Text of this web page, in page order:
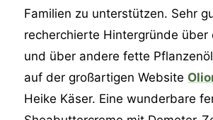
Familien zu unterstützen. Sehr
recherchierte Hintergründe über
und über andere fette
auf der großartigen Website
Heike Käser. Eine wunderbare